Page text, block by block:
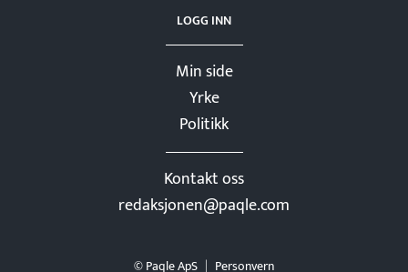
Min side
Yrke
Politikk
Kontakt oss
redaksjonen@paqle.com
LOGG INN
© Paqle ApS Personvern